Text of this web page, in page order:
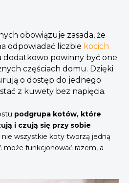
obowiązuje zasada, że
odpowiadać liczbie kocich
dodatkowo powinny być one
częściach domu. Dzięki
o dostęp do jednego
z kuwety bez napięcia.
podgrupa kotów, które
i czują się przy sobie
wszystkie koty tworzą jedną
może funkcjonować razem, a